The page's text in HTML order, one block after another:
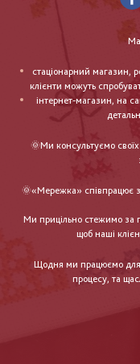
стаціонарний магазин,
клієнти можуть
інтернет-магазин, на
🌞Ми консультуємо
🌞«Мережка» співпрацює з
Ми прицільно стежимо за
щоб наші
Щодня ми працюємо
процесу, та